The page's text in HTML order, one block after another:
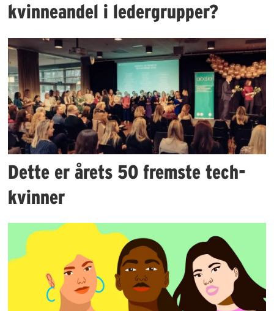
kvinneandel i ledergrupper?
Dette er årets 50 fremste tech-
kvinner